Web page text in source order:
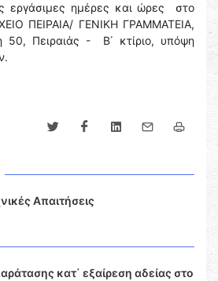
εργάσιμες ημέρες και ώρες στο
ΠΕΙΡΑΙΑ/ ΓΕΝΙΚΗ ΓΡΑΜΜΑΤΕΙΑ,
50, Πειραιάς - Β΄ κτίριο, υπόψη
Απαιτήσεις
κατ΄ εξαίρεση αδείας στο